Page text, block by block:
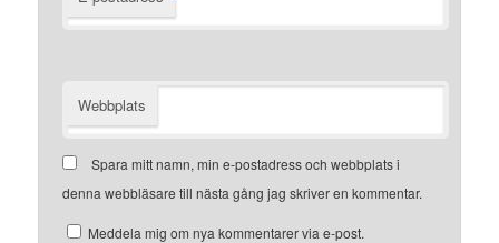
Webbplats
Spara mitt namn, min e-postadress och webbplats i
denna webbläsare till nästa gång jag skriver en kommentar.
Meddela mig om nya kommentarer via e-post.